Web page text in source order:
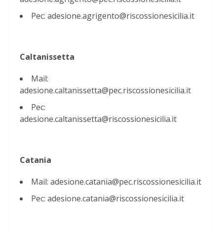
Pec: adesione.agrigento@riscossionesicilia.it
Caltanissetta
Mail:
adesione.caltanissetta@pec.riscossionesicilia.it
Pec:
adesione.caltanissetta@riscossionesicilia.it
Catania
Mail: adesione.catania@pec.riscossionesicilia.it
Pec: adesione.catania@riscossionesicilia.it